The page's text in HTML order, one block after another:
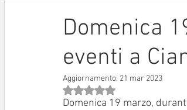
Sinodo 2021-23 Anziani e ammalati
Domenica
eventi a
Aggiornamento: 21 mar 2023
Valutazione NaN stelle su 5.
Domenica 19 marzo,